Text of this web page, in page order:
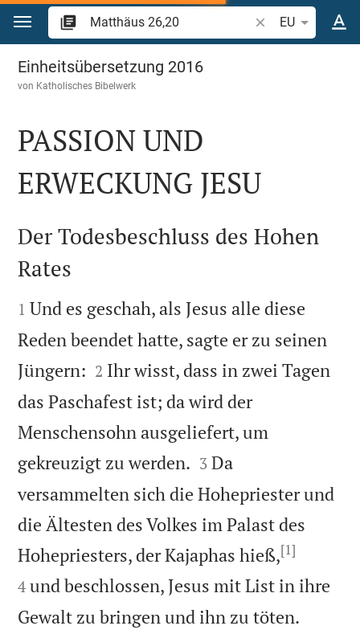
Zum Inhalt springen
Bibelstelle oder
EU
Matthäus 26
Einheitsübersetzung 2016
von Katholisches Bibelwerk

PASSION UND
ERWECKUNG JESU

Der Todesbeschluss des Hohen
Rates

1 Und es geschah, als Jesus alle diese
Reden beendet hatte, sagte er zu seinen
Jüngern: 

2 Ihr wisst, dass in zwei Tagen
das Paschafest ist; da wird der
Menschensohn ausgeliefert, um
gekreuzigt zu werden. 

3 Da
versammelten sich die Hohepriester und
die Ältesten des Volkes im Palast des
Hohepriesters, der Kajaphas hieß,[1]
4 und beschlossen, Jesus mit List in ihre
Gewalt zu bringen und ihn zu töten.